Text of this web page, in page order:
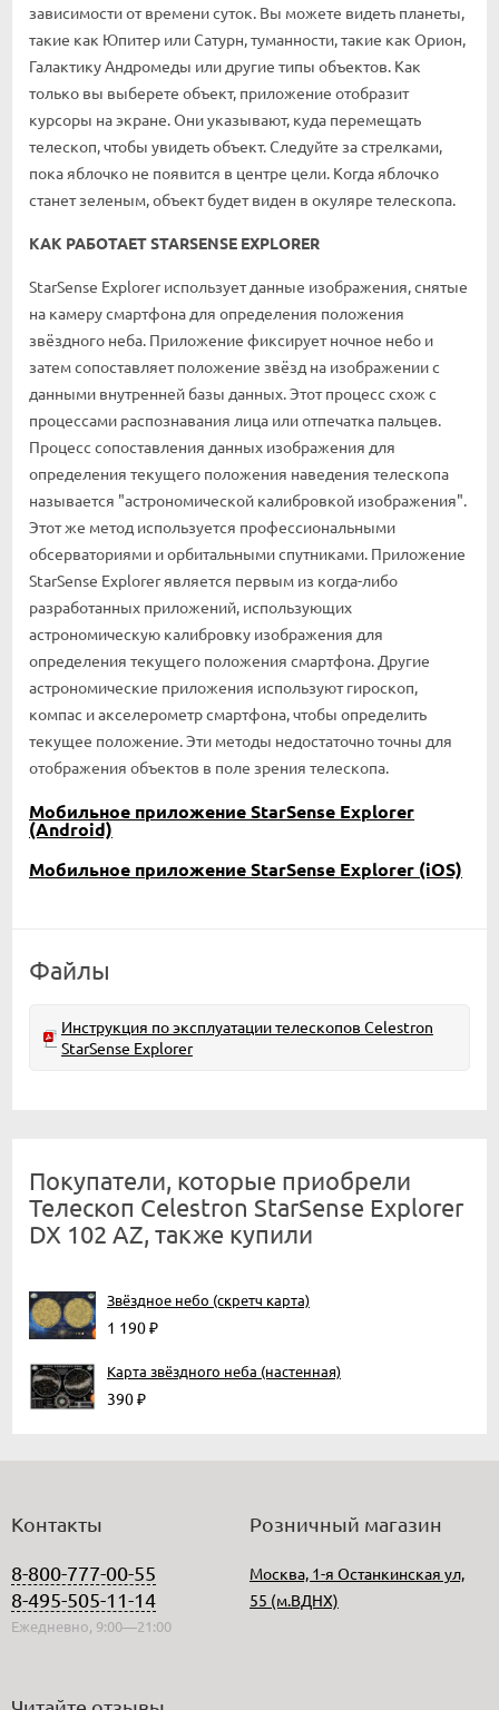
зависимости от времени суток. Вы можете видеть планеты,
такие как Юпитер или Сатурн, туманности, такие как Орион,
Галактику Андромеды или другие типы объектов. Как
только вы выберете объект, приложение отобразит
курсоры на экране. Они указывают, куда перемещать
телескоп, чтобы увидеть объект. Следуйте за стрелками,
пока яблочко не появится в центре цели. Когда яблочко
станет зеленым, объект будет виден в окуляре телескопа.
КАК РАБОТАЕТ STARSENSE EXPLORER
StarSense Explorer использует данные изображения, снятые
на камеру смартфона для определения положения
звёздного неба. Приложение фиксирует ночное небо и
затем сопоставляет положение звёзд на изображении с
данными внутренней базы данных. Этот процесс схож с
процессами распознавания лица или отпечатка пальцев.
Процесс сопоставления данных изображения для
определения текущего положения наведения телескопа
называется "астрономической калибровкой изображения".
Этот же метод используется профессиональными
обсерваториями и орбитальными спутниками. Приложение
StarSense Explorer является первым из когда-либо
разработанных приложений, использующих
астрономическую калибровку изображения для
определения текущего положения смартфона. Другие
астрономические приложения используют гироскоп,
компас и акселерометр смартфона, чтобы определить
текущее положение. Эти методы недостаточно точны для
отображения объектов в поле зрения телескопа.
Мобильное приложение StarSense Explorer
(Android)
Мобильное приложение StarSense Explorer (iOS)
Файлы
Инструкция по эксплуатации телескопов Celestron
StarSense Explorer
Покупатели, которые приобрели
Телескоп Celestron StarSense Explorer
DX 102 AZ, также купили
Звёздное небо (скретч карта)
1 190₽
Карта звёздного неба (настенная)
390₽
Контакты
8-800-777-00-55
8-495-505-11-14
Ежедневно, 9:00—21:00
Розничный магазин
Москва, 1-я Останкинская ул,
55 (м.ВДНХ)